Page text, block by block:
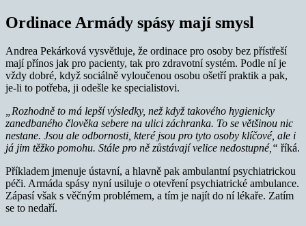
Ordinace Armády spásy mají smysl
Andrea Pekárková vysvětluje, že ordinace pro osoby bez přístřeší
mají přínos jak pro pacienty, tak pro zdravotní systém. Podle ní je
vždy dobré, když sociálně vyloučenou osobu ošetří praktik a pak,
je-li to potřeba, ji odešle ke specialistovi.
„Rozhodně to má lepší výsledky, než když takového hygienicky
zanedbaného člověka sebere na ulici záchranka. To se většinou nic
nestane. Jsou ale odbornosti, které jsou pro tyto osoby klíčové, ale i
já jim těžko pomohu. Stále pro ně zůstávají velice nedostupné,“ říká.
Příkladem jmenuje ústavní, a hlavně pak ambulantní psychiatrickou
péči. Armáda spásy nyní usiluje o otevření psychiatrické ambulance.
Zápasí však s věčným problémem, a tím je najít do ní lékaře. Zatím
se to nedaří.